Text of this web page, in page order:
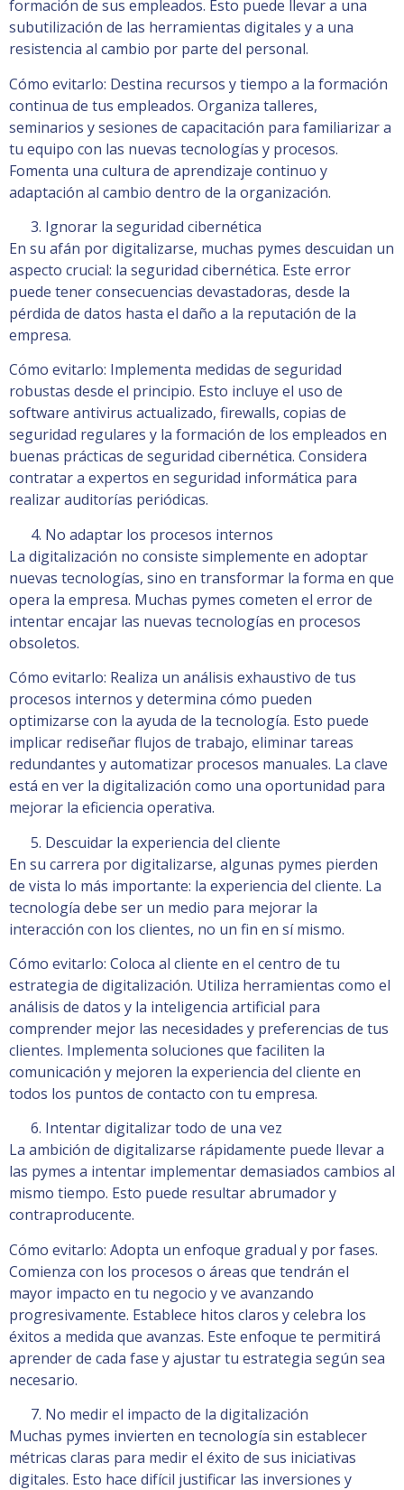
formación de sus empleados. Esto puede llevar a una
subutilización de las herramientas digitales y a una
resistencia al cambio por parte del personal.
Cómo evitarlo: Destina recursos y tiempo a la formación
continua de tus empleados. Organiza talleres,
seminarios y sesiones de capacitación para familiarizar a
tu equipo con las nuevas tecnologías y procesos.
Fomenta una cultura de aprendizaje continuo y
adaptación al cambio dentro de la organización.
Ignorar la seguridad cibernética
En su afán por digitalizarse, muchas pymes descuidan un
aspecto crucial: la seguridad cibernética. Este error
puede tener consecuencias devastadoras, desde la
pérdida de datos hasta el daño a la reputación de la
empresa.
Cómo evitarlo: Implementa medidas de seguridad
robustas desde el principio. Esto incluye el uso de
software antivirus actualizado, firewalls, copias de
seguridad regulares y la formación de los empleados en
buenas prácticas de seguridad cibernética. Considera
contratar a expertos en seguridad informática para
realizar auditorías periódicas.
No adaptar los procesos internos
La digitalización no consiste simplemente en adoptar
nuevas tecnologías, sino en transformar la forma en que
opera la empresa. Muchas pymes cometen el error de
intentar encajar las nuevas tecnologías en procesos
obsoletos.
Cómo evitarlo: Realiza un análisis exhaustivo de tus
procesos internos y determina cómo pueden
optimizarse con la ayuda de la tecnología. Esto puede
implicar rediseñar flujos de trabajo, eliminar tareas
redundantes y automatizar procesos manuales. La clave
está en ver la digitalización como una oportunidad para
mejorar la eficiencia operativa.
Descuidar la experiencia del cliente
En su carrera por digitalizarse, algunas pymes pierden
de vista lo más importante: la experiencia del cliente. La
tecnología debe ser un medio para mejorar la
interacción con los clientes, no un fin en sí mismo.
Cómo evitarlo: Coloca al cliente en el centro de tu
estrategia de digitalización. Utiliza herramientas como el
análisis de datos y la inteligencia artificial para
comprender mejor las necesidades y preferencias de tus
clientes. Implementa soluciones que faciliten la
comunicación y mejoren la experiencia del cliente en
todos los puntos de contacto con tu empresa.
Intentar digitalizar todo de una vez
La ambición de digitalizarse rápidamente puede llevar a
las pymes a intentar implementar demasiados cambios al
mismo tiempo. Esto puede resultar abrumador y
contraproducente.
Cómo evitarlo: Adopta un enfoque gradual y por fases.
Comienza con los procesos o áreas que tendrán el
mayor impacto en tu negocio y ve avanzando
progresivamente. Establece hitos claros y celebra los
éxitos a medida que avanzas. Este enfoque te permitirá
aprender de cada fase y ajustar tu estrategia según sea
necesario.
No medir el impacto de la digitalización
Muchas pymes invierten en tecnología sin establecer
métricas claras para medir el éxito de sus iniciativas
digitales. Esto hace difícil justificar las inversiones y